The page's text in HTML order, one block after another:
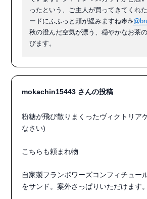
ったという、ご主人が買ってきてくれ
ードにふふっと頬が緩みますね🍇☕️
秋の澄んだ空気が漂う、穏やかなお茶
びます。
mokachin15443 さんの投稿
粉糖が飛び散りまくったヴィクトリア
なさい)
こちらも頼まれ物
自家製フランボワーズコンフィチュー
をサンド。案外さっぱりいただけます。